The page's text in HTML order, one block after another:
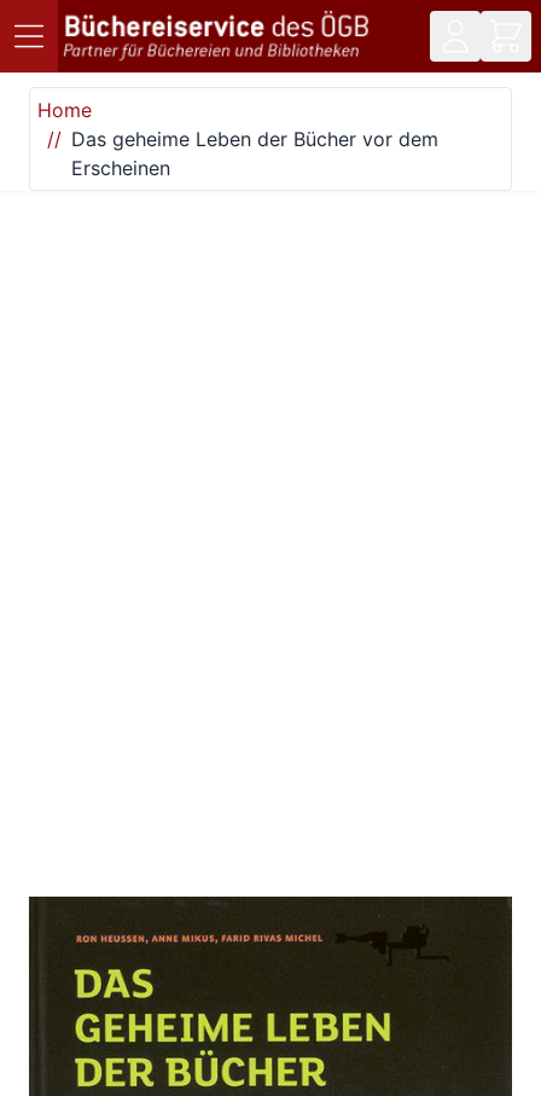
Direkt zum Inhalt
Home
Das geheime Leben der Bücher vor dem
Erscheinen
Das geheime Leben der Bücher vor
dem Erscheinen
Zur Wunschliste hinzufügen